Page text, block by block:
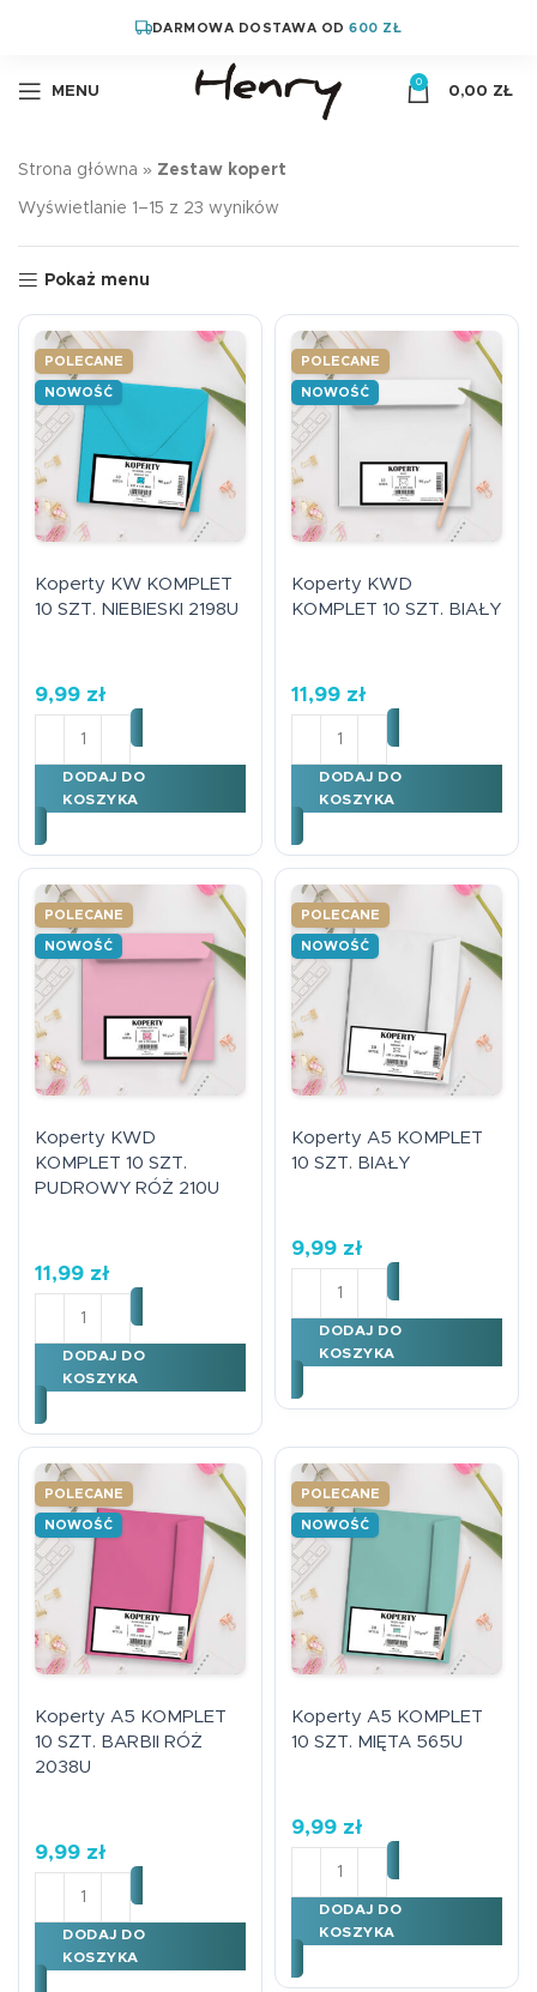
DARMOWA DOSTAWA OD600 ZŁ
MENU
0
0,00 ZŁ
Strona główna » Zestaw kopert
Wyświetlanie 1–15 z 23 wyników
Pokaż menu
POLECANE
NOWOŚĆ
Koperty KW KOMPLET
10 SZT. NIEBIESKI 2198U
9,99 zł
ilość Koperty KW KOMPLET 10 SZT. NIEBIESKI 2198U
DODAJ DO
KOSZYKA
POLECANE
NOWOŚĆ
Koperty KWD
KOMPLET 10 SZT. BIAŁY
11,99 zł
ilość Koperty KWD
DODAJ DO
KOSZYKA
POLECANE
NOWOŚĆ
Koperty KWD
KOMPLET 10 SZT.
PUDROWY RÓŻ 210U
11,99 zł
ilość Koperty KWD KOMPLET 10 SZT. PUDROWY RÓŻ
DODAJ DO
KOSZYKA
POLECANE
NOWOŚĆ
Koperty A5 KOMPLET
10 SZT. BIAŁY
9,99 zł
ilość Koperty A5
DODAJ DO
KOSZYKA
POLECANE
NOWOŚĆ
Koperty A5 KOMPLET
10 SZT. BARBII RÓŻ
2038U
9,99 zł
ilość Koperty A5 KOMPLET 10 SZT. BARBII RÓŻ 2038U
DODAJ DO
KOSZYKA
POLECANE
NOWOŚĆ
Koperty A5 KOMPLET
10 SZT. MIĘTA 565U
9,99 zł
ilość Koperty A5
DODAJ DO
KOSZYKA